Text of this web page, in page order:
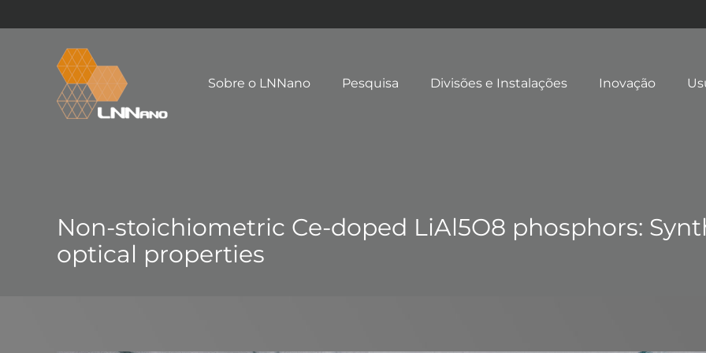
Sobre o LNNano Pesquisa Divisões e Instalações Inovação
Non-stoichiometric Ce-doped LiAl5O8 phosphors:
optical properties